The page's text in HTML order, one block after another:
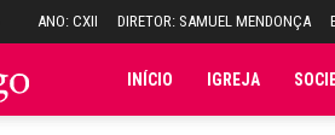
ANO: CXII DIRETOR: SAMUEL MENDONÇA
Folha INÍCIO IGREJA